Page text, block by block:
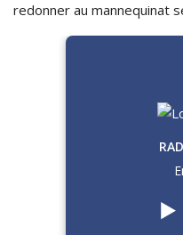
redonner au mannequinat
▶️